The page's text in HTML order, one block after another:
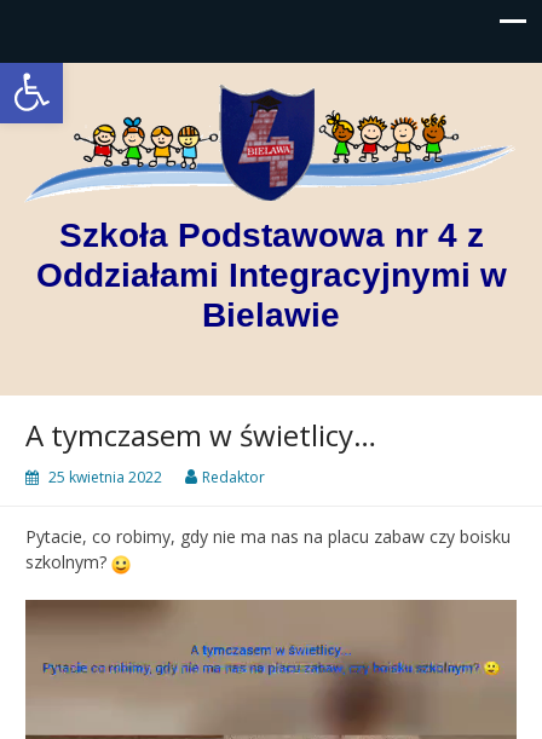
Open toolbar
Szkoła Podstawowa nr 4 z
Oddziałami Integracyjnymi w
Bielawie
A tymczasem w świetlicy…
25 kwietnia 2022 Redaktor
Pytacie, co robimy, gdy nie ma nas na placu zabaw czy boisku
szkolnym?